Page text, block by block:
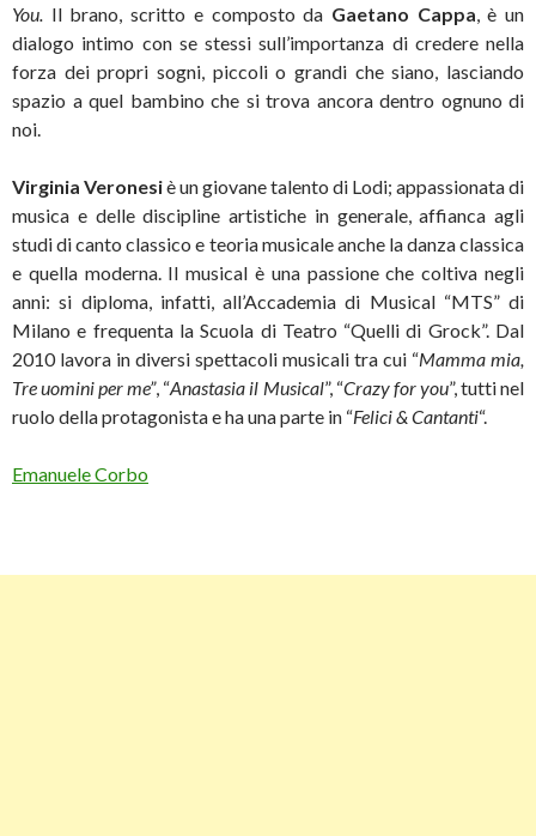
You. Il brano, scritto e composto da Gaetano Cappa , è un
dialogo intimo con se stessi sull’importanza di credere nella
forza dei propri sogni, piccoli o grandi che siano, lasciando
spazio a quel bambino che si trova ancora dentro ognuno di
noi.
Virginia Veronesiè un giovane talento di Lodi; appassionata di
musica e delle discipline artistiche in generale, affianca agli
studi di canto classico e teoria musicale anche la danza classica
e quella moderna. Il musical è una passione che coltiva negli
anni: si diploma, infatti, all’Accademia di Musical “MTS” di
Milano e frequenta la Scuola di Teatro “Quelli di Grock”. Dal
2010 lavora in diversi spettacoli musicali tra cui “Mamma mia,
Tre uomini per me”, “Anastasia il Musical”, “Crazy for you”, tutti nel
ruolo della protagonista e ha una parte in “Felici & Cantanti“.
Emanuele Corbo